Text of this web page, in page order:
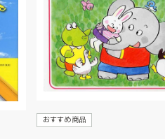
おすすめ商品